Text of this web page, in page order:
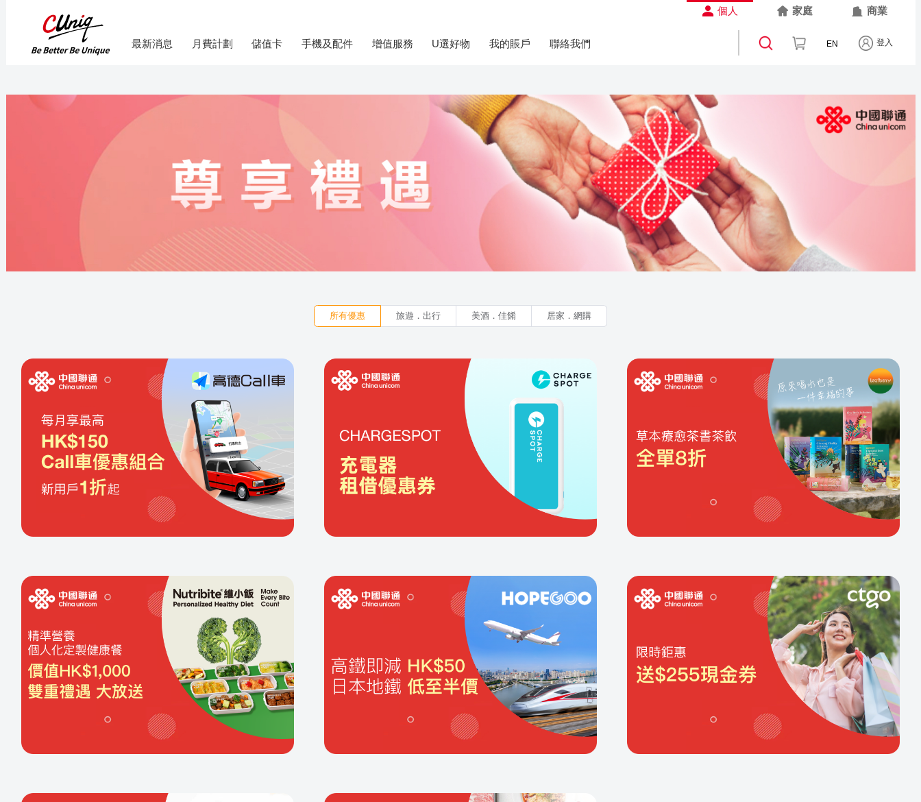
個人 家庭 商業
最新消息 月費計劃 儲值卡 手機及配件 增值服務 U選好物 我的賬戶 聯絡我們 EN 登入
所有優惠 旅遊．出行 美酒．佳餚 居家．網購